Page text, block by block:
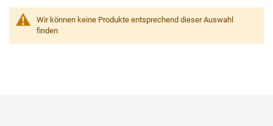
Wir können keine Produkte entsprechend dieser Auswahl
finden